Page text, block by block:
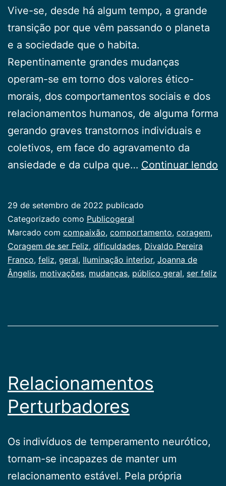
Vive-se, desde há algum tempo, a grande
transição por que vêm passando o planeta
e a sociedade que o habita.
Repentinamente grandes mudanças
operam-se em torno dos valores ético-
morais, dos comportamentos sociais e dos
relacionamentos humanos, de alguma forma
gerando graves transtornos individuais e
coletivos, em face do agravamento da
ansiedade e da culpa que… Continuar lendo
29 de setembro de 2022 publicado
Categorizado como Publicogeral
Marcado com compaixão, comportamento, coragem,
Coragem de ser Feliz, dificuldades, Divaldo Pereira
Franco, feliz, geral, Iluminação interior, Joanna de
Ângelis, motivações, mudanças, público geral, ser feliz
Relacionamentos
Perturbadores
Os indivíduos de temperamento neurótico,
tornam-se in­capazes de manter um
relacionamento estável. Pela própria